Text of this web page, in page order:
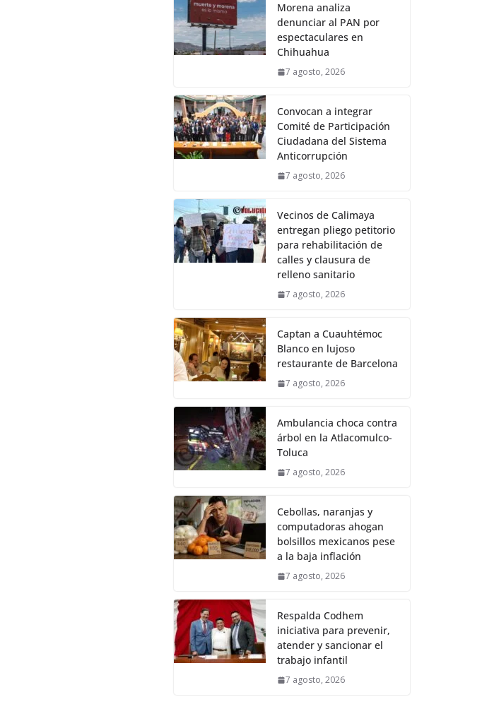
Morena analiza
denunciar al PAN por
espectaculares en
Chihuahua
7 agosto, 2026
Convocan a integrar
Comité de Participación
Ciudadana del Sistema
Anticorrupción
7 agosto, 2026
Vecinos de Calimaya
entregan pliego petitorio
para rehabilitación de
calles y clausura de
relleno sanitario
7 agosto, 2026
Captan a Cuauhtémoc
Blanco en lujoso
restaurante de Barcelona
7 agosto, 2026
Ambulancia choca contra
árbol en la Atlacomulco-
Toluca
7 agosto, 2026
Cebollas, naranjas y
computadoras ahogan
bolsillos mexicanos pese
a la baja inflación
7 agosto, 2026
Respalda Codhem
iniciativa para prevenir,
atender y sancionar el
trabajo infantil
7 agosto, 2026